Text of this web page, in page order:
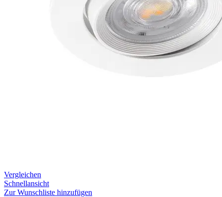
Vergleichen
Schnellansicht
Zur Wunschliste hinzufügen